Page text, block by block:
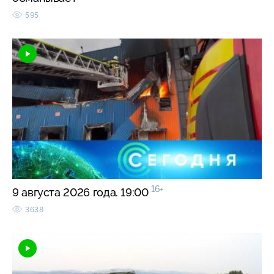
595
9 августа 2026 года. 19:00 16+
3638